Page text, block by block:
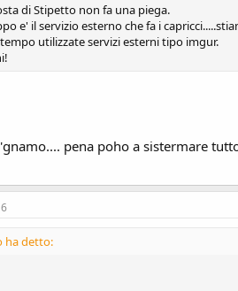
di Stipetto non fa una piega.
e' il servizio esterno che fa i
utilizzate servizi esterni tipo imgur.
pena poho a sistermare
ha detto: